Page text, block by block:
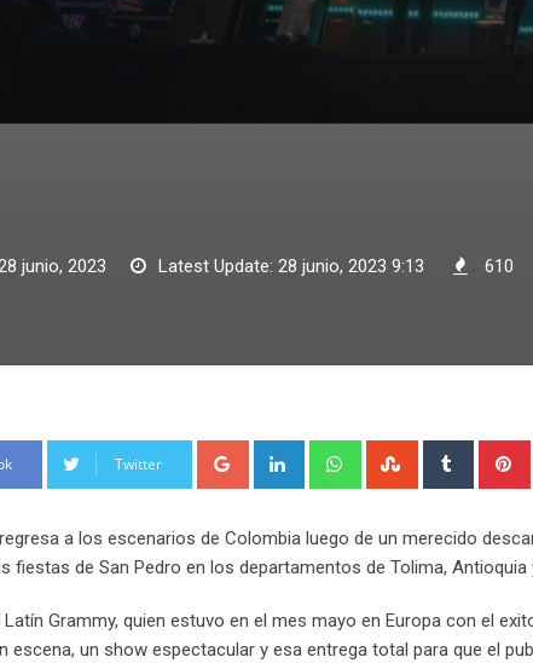
junio, 2023 Latest Update: 28 junio, 2023 9:13 610
Twitter Google+ LinkedIn WhatsappStumbleUpon
Tumblr
a los escenarios de Colombia luego de un merecido
fiestas de San Pedro en los departamentos de Tolima, Antioquia
Grammy, quien estuvo en el mes mayo en Europa con el
escena, un show espectacular y esa entrega total para que el